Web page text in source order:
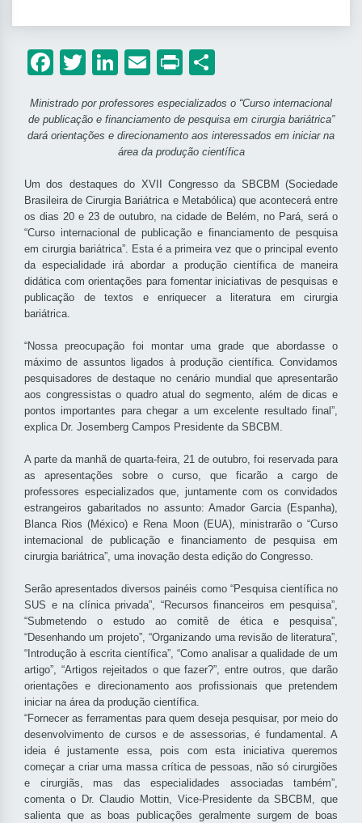
Facebook
Twitter
LinkedIn
Email
Print
Ministrado por professores especializados o “Curso internacional
de publicação e financiamento de pesquisa em cirurgia bariátrica”
dará orientações e direcionamento aos interessados em iniciar na
área da produção científica
Um dos destaques do XVII Congresso da SBCBM (Sociedade
Brasileira de Cirurgia Bariátrica e Metabólica) que acontecerá entre
os dias 20 e 23 de outubro, na cidade de Belém, no Pará, será o
“Curso internacional de publicação e financiamento de pesquisa
em cirurgia bariátrica”. Esta é a primeira vez que o principal evento
da especialidade irá abordar a produção científica de maneira
didática com orientações para fomentar iniciativas de pesquisas e
publicação de textos e enriquecer a literatura em cirurgia
bariátrica.
“Nossa preocupação foi montar uma grade que abordasse o
máximo de assuntos ligados à produção científica. Convidamos
pesquisadores de destaque no cenário mundial que apresentarão
aos congressistas o quadro atual do segmento, além de dicas e
pontos importantes para chegar a um excelente resultado final”,
explica Dr. Josemberg Campos Presidente da SBCBM.
A parte da manhã de quarta-feira, 21 de outubro, foi reservada para
as apresentações sobre o curso, que ficarão a cargo de
professores especializados que, juntamente com os convidados
estrangeiros gabaritados no assunto: Amador Garcia (Espanha),
Blanca Rios (México) e Rena Moon (EUA), ministrarão o “Curso
internacional de publicação e financiamento de pesquisa em
cirurgia bariátrica”, uma inovação desta edição do Congresso.
Serão apresentados diversos painéis como “Pesquisa científica no
SUS e na clínica privada”, “Recursos financeiros em pesquisa”,
“Submetendo o estudo ao comitê de ética e pesquisa”,
“Desenhando um projeto”, “Organizando uma revisão de literatura”,
“Introdução à escrita científica”, “Como analisar a qualidade de um
artigo”, “Artigos rejeitados o que fazer?”, entre outros, que darão
orientações e direcionamento aos profissionais que pretendem
iniciar na área da produção científica.
“Fornecer as ferramentas para quem deseja pesquisar, por meio do
desenvolvimento de cursos e de assessorias, é fundamental. A
ideia é justamente essa, pois com esta iniciativa queremos
começar a criar uma massa crítica de pessoas, não só cirurgiões
e cirurgiãs, mas das especialidades associadas também”,
comenta o Dr. Claudio Mottin, Vice-Presidente da SBCBM, que
salienta que as boas publicações geralmente surgem de boas